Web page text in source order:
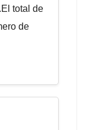
total de
de